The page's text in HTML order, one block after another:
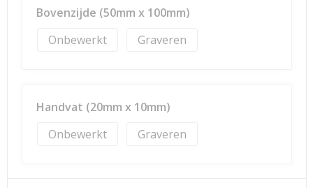
Bovenzijde (50mm x 100mm)
Onbewerkt
Graveren
Handvat (20mm x 10mm)
Onbewerkt
Graveren